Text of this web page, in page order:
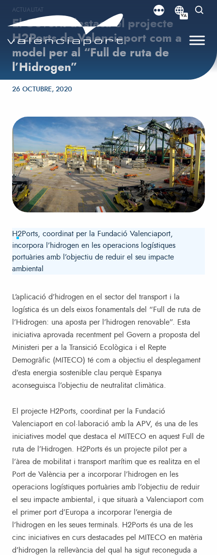
VA
ACTUALITAT
El Govern destaca el projecte
H2Ports de Valenciaport com a
model per al “Full de ruta de
l’Hidrogen”
Posted on
26 OCTUBRE, 2020
H2Ports, coordinat per la Fundació Valenciaport,
incorpora l’hidrogen en les operacions logístiques
portuàries amb l’objectiu de reduir el seu impacte
ambiental
L’aplicació d’hidrogen en el sector del transport i la
logística és un dels eixos fonamentals del “Full de ruta de
l’Hidrogen: una aposta per l’hidrogen renovable”. Esta
iniciativa aprovada recentment pel Govern a proposta del
Ministeri per a la Transició Ecològica i el Repte
Demogràfic (MITECO) té com a objectiu el desplegament
d’esta energia sostenible clau perquè Espanya
aconseguisca l’objectiu de neutralitat climàtica.
El projecte H2Ports, coordinat per la Fundació
Valenciaport en col·laboració amb la APV, és una de les
iniciatives model que destaca el MITECO en aquest Full de
ruta de l’Hidrogen. H2Ports és un projecte pilot per a
l’àrea de mobilitat i transport marítim que es realitza en el
Port de València per a incorporar l’hidrogen en les
operacions logístiques portuàries amb l’objectiu de reduir
el seu impacte ambiental, i que situarà a Valenciaport com
el primer port d’Europa a incorporar l’energia de
l’hidrogen en les seues terminals. H2Ports és una de les
cinc iniciatives en curs destacades pel MITECO en matèria
d’hidrogen la rellevància del qual ha sigut reconeguda a